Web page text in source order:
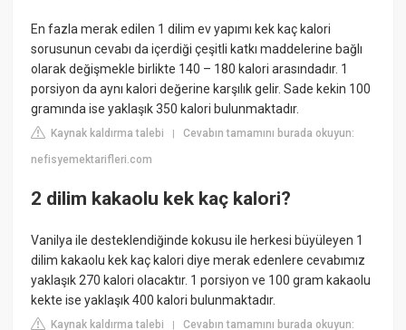
En fazla merak edilen 1 dilim ev yapımı kek kaç kalori
sorusunun cevabı da içerdiği çeşitli katkı maddelerine bağlı
olarak değişmekle birlikte 140 – 180 kalori arasındadır. 1
porsiyon da aynı kalori değerine karşılık gelir. Sade kekin 100
gramında ise yaklaşık 350 kalori bulunmaktadır.
Kaynak kaldırma talebi |Cevabın tamamını burada okuyun:
nefisyemektarifleri.com
2 dilim kakaolu kek kaç kalori?
Vanilya ile desteklendiğinde kokusu ile herkesi büyüleyen 1
dilim kakaolu kek kaç kalori diye merak edenlere cevabımız
yaklaşık 270 kalori olacaktır. 1 porsiyon ve 100 gram kakaolu
kekte ise yaklaşık 400 kalori bulunmaktadır.
Kaynak kaldırma talebi |Cevabın tamamını burada okuyun: